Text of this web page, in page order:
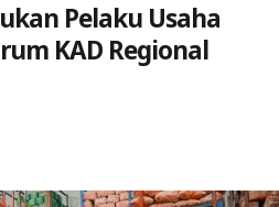
Pelaku Usaha
KAD Regional